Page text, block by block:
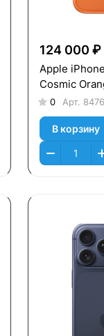
124 000 ₽
Apple
Cosmic
0 Арт. 8476
В корзину